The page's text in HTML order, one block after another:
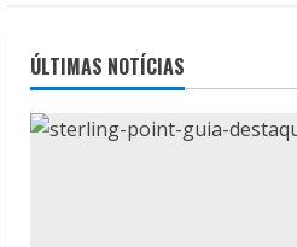
ÚLTIMAS NOTÍCIAS